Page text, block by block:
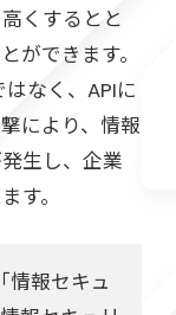
くするとと
ができます。
なく、APIに
により、情報
生し、企業
す。
情報セキュ